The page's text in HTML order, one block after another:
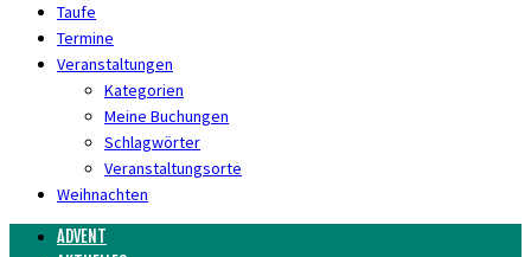
Taufe
Termine
Veranstaltungen
Kategorien
Meine Buchungen
Schlagwörter
Veranstaltungsorte
Weihnachten
ADVENT